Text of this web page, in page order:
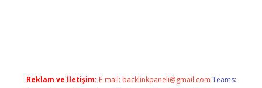
Reklam ve İletişim: E-mail: backlinkpaneli@gmail.com Teams: